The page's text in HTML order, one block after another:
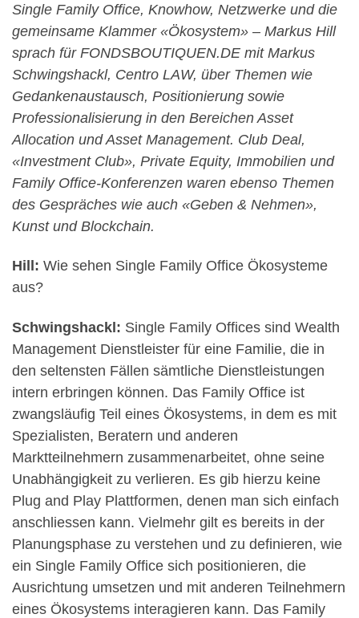
Single Family Office, Knowhow, Netzwerke und die
gemeinsame Klammer «Ökosystem» – Markus Hill
sprach für FONDSBOUTIQUEN.DE mit Markus
Schwingshackl, Centro LAW, über Themen wie
Gedankenaustausch, Positionierung sowie
Professionalisierung in den Bereichen Asset
Allocation und Asset Management. Club Deal,
«Investment Club», Private Equity, Immobilien und
Family Office-Konferenzen waren ebenso Themen
des Gespräches wie auch «Geben & Nehmen»,
Kunst und Blockchain.
Hill: Wie sehen Single Family Office Ökosysteme
aus?
Schwingshackl: Single Family Offices sind Wealth
Management Dienstleister für eine Familie, die in
den seltensten Fällen sämtliche Dienstleistungen
intern erbringen können. Das Family Office ist
zwangsläufig Teil eines Ökosystems, in dem es mit
Spezialisten, Beratern und anderen
Marktteilnehmern zusammenarbeitet, ohne seine
Unabhängigkeit zu verlieren. Es gib hierzu keine
Plug and Play Plattformen, denen man sich einfach
anschliessen kann. Vielmehr gilt es bereits in der
Planungsphase zu verstehen und zu definieren, wie
ein Single Family Office sich positionieren, die
Ausrichtung umsetzen und mit anderen Teilnehmern
eines Ökosystems interagieren kann. Das Family